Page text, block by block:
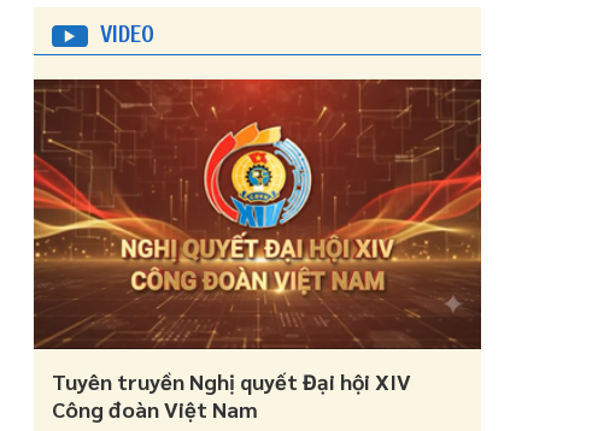
VIDEO
Tuyên truyền Nghị quyết Đại hội XIV
Công đoàn Việt Nam